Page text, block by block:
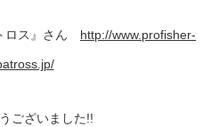
ロス』さん http://www.profisher-
ございました!!